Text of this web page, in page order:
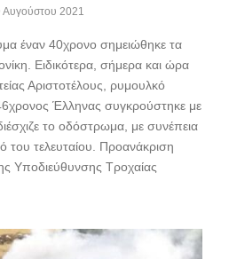
Αυγούστου 2021
έναν 40χρονο σημειώθηκε τα
Ειδικότερα, σήμερα και ώρα
Αριστοτέλους, ρυμουλκό
Έλληνας συγκρούστηκε με
το οδόστρωμα, με συνέπεια
του τελευταίου. Προανάκριση
Υποδιεύθυνσης Τροχαίας